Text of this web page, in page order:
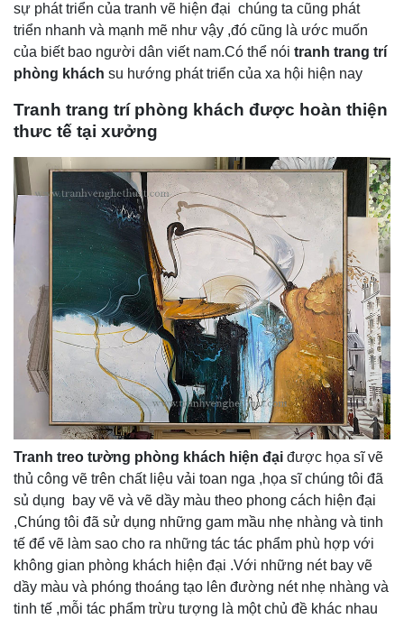
sự phát triển của tranh vẽ hiện đại chúng ta cũng phát
triển nhanh và mạnh mẽ như vậy ,đó cũng là ước muốn
của biết bao người dân viết nam.Có thể nói tranh trang trí
phòng khách su hướng phát triển của xa hội hiện nay
Tranh trang trí phòng khách được hoàn thiện
thưc tế tại xưởng
Tranh treo tường phòng khách hiện đại được họa sĩ vẽ
thủ công vẽ trên chất liệu vải toan nga ,họa sĩ chúng tôi đã
sủ dụng bay vẽ và vẽ dầy màu theo phong cách hiện đại
,Chúng tôi đã sử dụng những gam mầu nhẹ nhàng và tinh
tế để vẽ làm sao cho ra những tác tác phẩm phù hợp với
không gian phòng khách hiện đại .Với những nét bay vẽ
dầy màu và phóng thoáng tạo lên đường nét nhẹ nhàng và
tinh tế ,mỗi tác phẩm trừu tượng là một chủ đề khác nhau